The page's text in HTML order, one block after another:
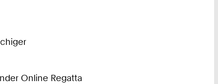
Online Regatta